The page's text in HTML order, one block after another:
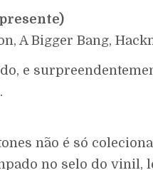
A Bigger Bang,
e
não é só
no selo do